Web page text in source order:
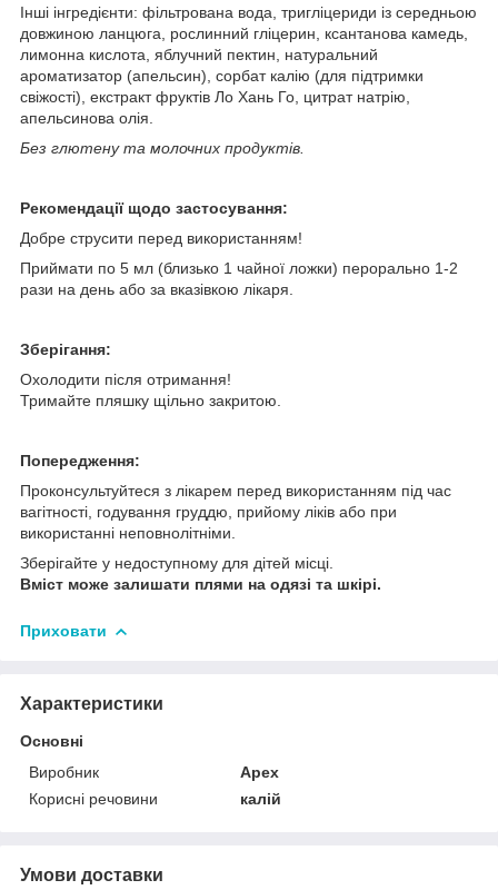
Інші інгредієнти: фільтрована вода, тригліцериди із середньою
довжиною ланцюга, рослинний гліцерин, ксантанова камедь,
лимонна кислота, яблучний пектин, натуральний
ароматизатор (апельсин), сорбат калію (для підтримки
свіжості), екстракт фруктів Ло Хань Го, цитрат натрію,
апельсинова олія.
Без глютену та молочних продуктів.
Рекомендації щодо застосування:
Добре струсити перед використанням!
Приймати по 5 мл (близько 1 чайної ложки) перорально 1-2
рази на день або за вказівкою лікаря.
Зберігання:
Охолодити після отримання!
Тримайте пляшку щільно закритою.
Попередження:
Проконсультуйтеся з лікарем перед використанням під час
вагітності, годування груддю, прийому ліків або при
використанні неповнолітніми.
Зберігайте у недоступному для дітей місці.
Вміст може залишати плями на одязі та шкірі.
Приховати
Характеристики
Основні
Виробник
Apex
Корисні речовини
калій
Умови доставки